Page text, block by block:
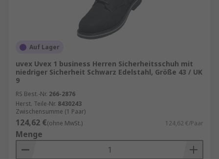
Auf Lager
uvex Uvex 1 business Herren Sicherheitsschuh mit
niedriger Sicherheit Schwarz Edelstahl, Größe 43 / UK
9
RS Best.-Nr. 266-2876
Herst. Teile-Nr. 8430243
Zwischensumme (1 Paar)
124,62 €(ohne MwSt.) 124,62 €/Paar
Menge